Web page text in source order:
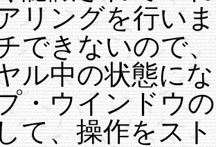
リングを行い
できないので
ル中の状態に
・ウインドウ
て、操作をス